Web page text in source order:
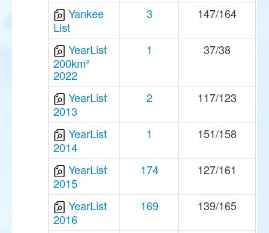
Yankee
List
3 147/164
YearList
200km²
2022
1 37/38
YearList
2013
2 117/123
YearList
2014
1 151/158
YearList
2015
174 127/161
YearList
2016
169 139/165